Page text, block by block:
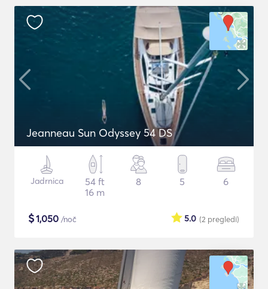
Jeanneau Sun Odyssey 54 DS
Jadrnica
54 ft
16 m
8 5 6
$1,050 /noč (2 pregledi)
5.0